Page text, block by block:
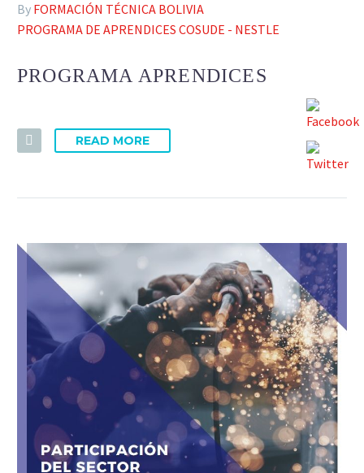
By FORMACIÓN TÉCNICA BOLIVIA
PROGRAMA DE APRENDICES COSUDE - NESTLE
PROGRAMA APRENDICES
READ MORE